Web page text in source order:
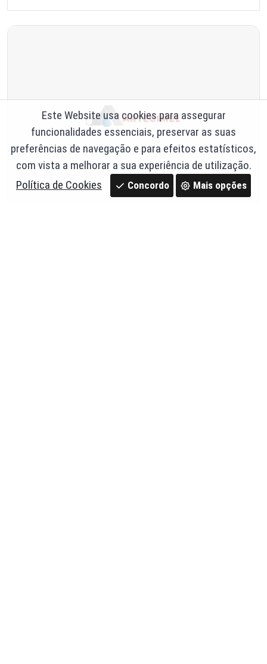
Este Website usa cookies para assegurar
funcionalidades essenciais, preservar as suas
preferências de navegação e para efeitos estatísticos,
com vista a melhorar a sua experiência de utilização.
Política de Cookies
Concordo Mais opções